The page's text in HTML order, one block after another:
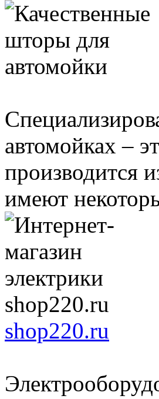
автомойках –
производится
имеют
shop220.ru